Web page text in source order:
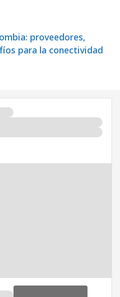
proveedores,
para la conectividad